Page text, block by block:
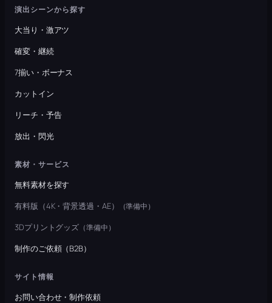
演出シーンから探す
大当り・激アツ
確変・継続
7揃い・ボーナス
カットイン
リーチ・予告
放出・閃光
素材・サービス
無料素材を探す
有料版（4K・背景透過・AE）
（準備中）
3Dプリントグッズ （準備中）
制作のご依頼（B2B）
サイト情報
お問い合わせ・制作依頼